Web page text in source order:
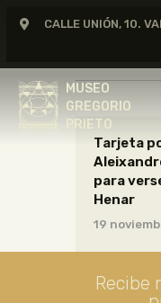
CALLE UNIÓN, 10.
MUSEO
GREGORIO
PRIETO
MUSEO
ARCHIVO
TIENDA
Tarjeta
para
Henar
19
Recibe